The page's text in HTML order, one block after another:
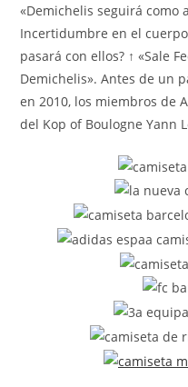
«Demichelis seguirá como
Incertidumbre en el
pasará con ellos? ↑ «Sale
Demichelis». Antes de un
en 2010, los miembros de
del Kop of Boulogne Yann